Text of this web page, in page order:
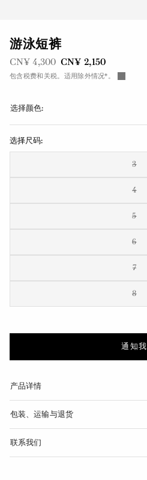
游泳短裤
之前是
CN¥ 4,300现在是
CN¥ 2,150
包含税费和关税。适用除外情况*。
选择颜色:
选择尺码:
3
4
5
6
7
8
通知我
产品详情
包装、运输与退货
联系我们